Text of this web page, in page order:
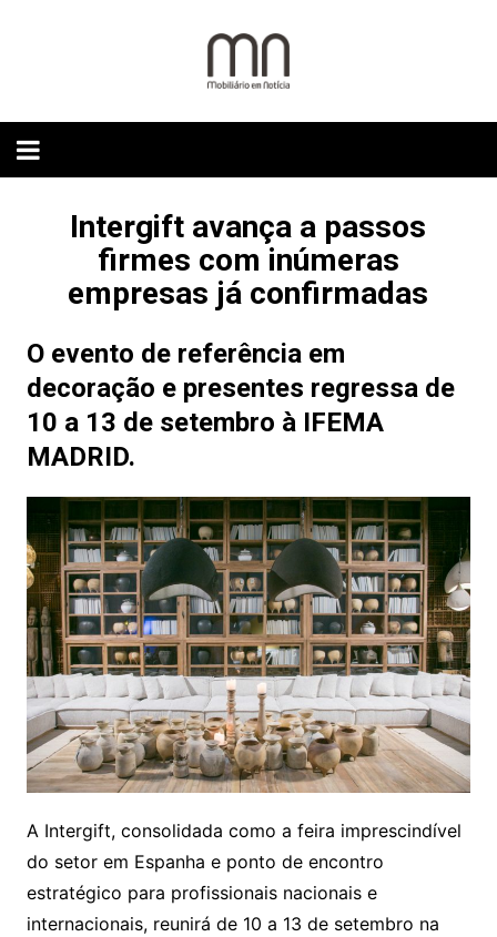
Intergift avança a passos
firmes com inúmeras
empresas já confirmadas
O evento de referência em
decoração e presentes regressa de
10 a 13 de setembro à IFEMA
MADRID.
A Intergift, consolidada como a feira imprescindível
do setor em Espanha e ponto de encontro
estratégico para profissionais nacionais e
internacionais, reunirá de 10 a 13 de setembro na